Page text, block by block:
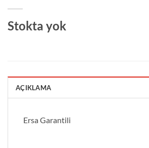
Stokta yok
AÇIKLAMA
Ersa Garantili